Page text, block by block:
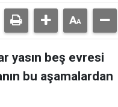
yasın beş evresi
bu aşamalardan